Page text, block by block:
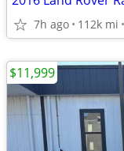
7h ago 112k mi
$11,999